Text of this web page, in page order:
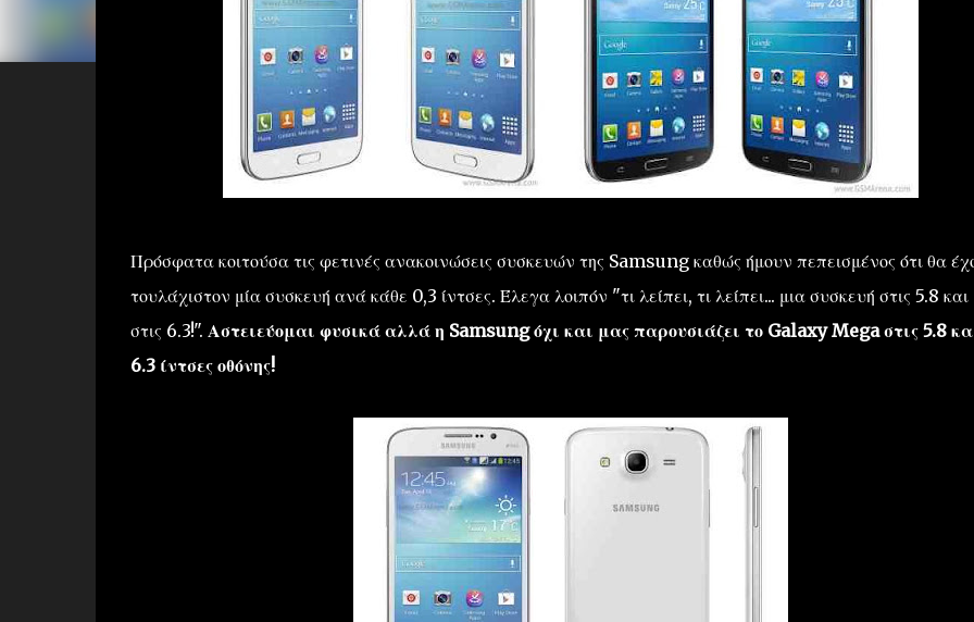
Πρόσφατα κοιτούσα τις φετινές ανακοινώσεις συσκευών της Samsung καθώς ήμουν πεπεισμένος ότι θα
τουλάχιστον μία συσκευή ανά κάθε 0,3 ίντσες. Έλεγα λοιπόν "τι λείπει, τι λείπει... μια συσκευή στις 5.8 και
στις 6.3!". Αστειεύομαι φυσικά αλλά η Samsung όχι και μας παρουσιάζει το Galaxy Mega στις 5.8
6.3 ίντσες οθόνης!